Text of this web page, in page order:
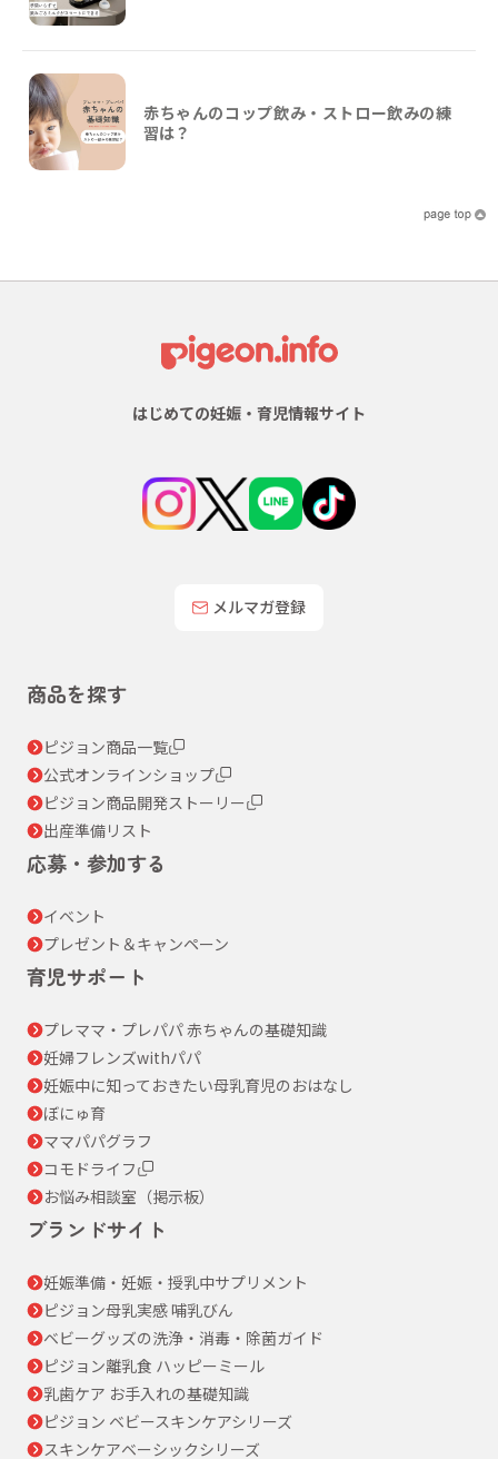
赤ちゃんのコップ飲み・ストロー飲みの練
習は？
はじめての妊娠・育児情報サイト
メルマガ登録
商品を探す
ピジョン商品一覧
公式オンラインショップ
ピジョン商品開発ストーリー
出産準備リスト
応募・参加する
イベント
プレゼント＆キャンペーン
育児サポート
プレママ・プレパパ 赤ちゃんの基礎知識
妊婦フレンズwithパパ
妊娠中に知っておきたい母乳育児のおはなし
ぼにゅ育
ママパパグラフ
コモドライフ
お悩み相談室（掲示板）
ブランドサイト
妊娠準備・妊娠・授乳中サプリメント
ピジョン母乳実感 哺乳びん
ベビーグッズの洗浄・消毒・除菌ガイド
ピジョン離乳食 ハッピーミール
乳歯ケア お手入れの基礎知識
ピジョン ベビースキンケアシリーズ
スキンケアベーシックシリーズ